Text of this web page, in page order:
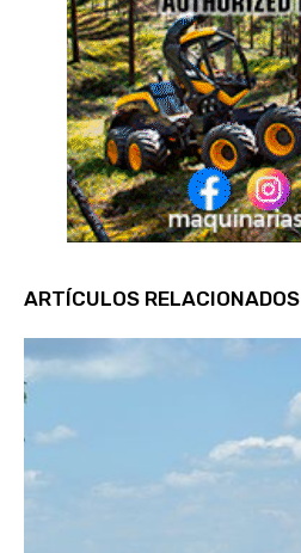
ARTÍCULOS RELACIONADOS